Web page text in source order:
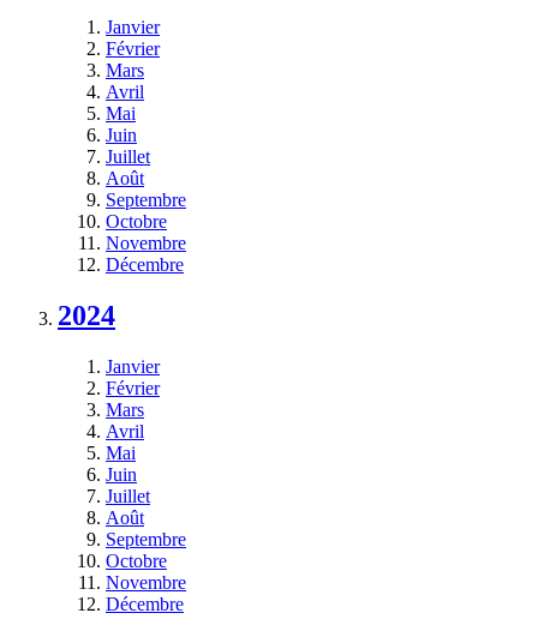
Janvier
Février
Mars
Avril
Mai
Juin
Juillet
Août
Septembre
Octobre
Novembre
Décembre
2024
Janvier
Février
Mars
Avril
Mai
Juin
Juillet
Août
Septembre
Octobre
Novembre
Décembre